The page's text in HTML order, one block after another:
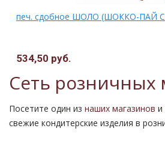
печ. сдобное ШОЛО (ШОККО-ПАЙ
534,50 руб.
Сеть розничных
Посетите один из наших магазинов и
свежие кондитерские изделия в